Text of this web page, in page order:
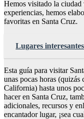
Hemos visitado la ciudad
experiencias, hemos
favoritas en Santa Cruz.
Lugares
Esta guía para visitar
unas pocas horas
California) hasta unos
hacer en Santa Cruz,
adicionales, recursos y
encantador lugar, ¡sea